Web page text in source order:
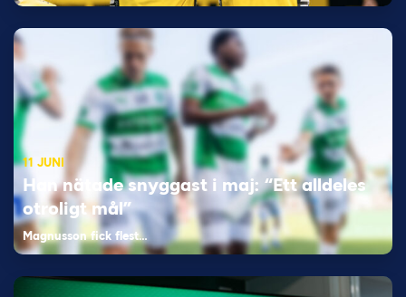
11 JUNI
Han nätade snyggast i maj: “Ett alldeles
otroligt mål”
Magnusson fick flest…